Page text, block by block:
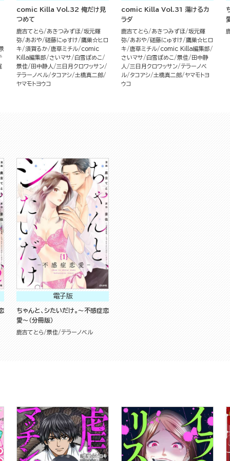
comic Killa Vol.32 俺だけ見
つめて
鹿吉てとら あきつみずほ 坂元輝
弥
あおや 磋藤にゅすけ
鷹巣☆ヒロ
キ
須賀るか 唐草ミチル
comic
Killa編集部
さいマサ
白雪ぽめこ
景佳
田中静人
三日月クロワッサン
テラーノベル タコアシ 土橋真二郎
ヤマモトヨウコ
comic Killa Vol.31 蕩けるカ
ラダ
鹿吉てとら あきつみずほ 坂元輝
弥
あおや 磋藤にゅすけ
鷹巣☆ヒロ
キ
唐草ミチル
comic Killa編集部
さいマサ
白雪ぽめこ 景佳
田中静
人
三日月クロワッサン テラーノベ
ル タコアシ 土橋真二郎 ヤマモトヨ
ウコ
電子版
ちゃんと、シたいだけ。～不感症恋
愛～（分冊版）
鹿吉てとら 景佳 テラーノベル